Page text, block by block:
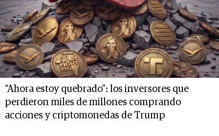
“Ahora estoy quebrado”: los inversores que
perdieron miles de millones comprando
acciones y criptomonedas de Trump